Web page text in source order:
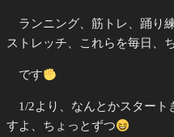
ランニング、筋トレ、踊り
ストレッチ、これらを毎日、
です
1/2より、なんとかスター
すよ、ちょっとずつ